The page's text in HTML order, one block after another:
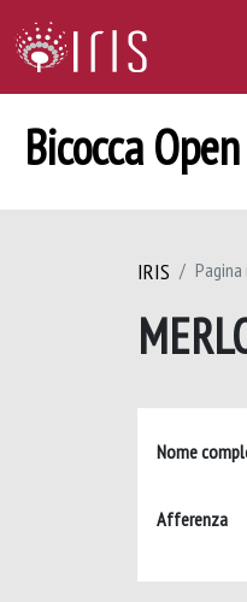
Bicocca
IRIS
Nome
Afferenza